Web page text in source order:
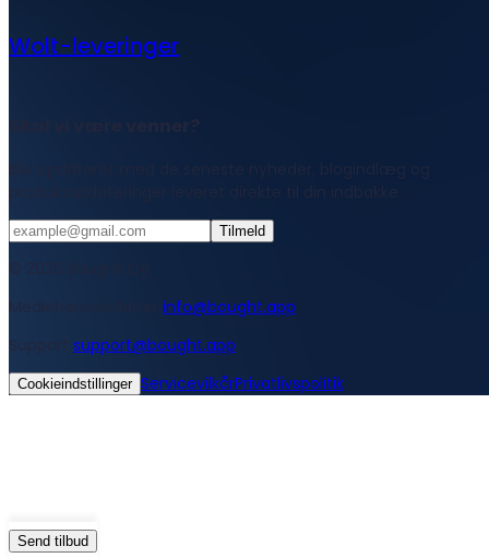
Send tilbud
Wolt-leveringer
Tilmeld
info@bought.app
support@bought.app
Cookieindstillinger ServicevilkårPrivatlivspolitik